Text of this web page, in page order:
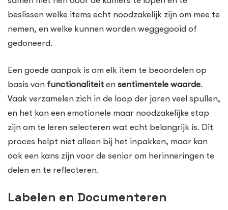
beslissen welke items echt noodzakelijk zijn om mee te
nemen, en welke kunnen worden weggegooid of
gedoneerd.
Een goede aanpak is om elk item te beoordelen op
basis van functionaliteit en sentimentele waarde.
Vaak verzamelen zich in de loop der jaren veel spullen,
en het kan een emotionele maar noodzakelijke stap
zijn om te leren selecteren wat echt belangrijk is. Dit
proces helpt niet alleen bij het inpakken, maar kan
ook een kans zijn voor de senior om herinneringen te
delen en te reflecteren.
Labelen en Documenteren